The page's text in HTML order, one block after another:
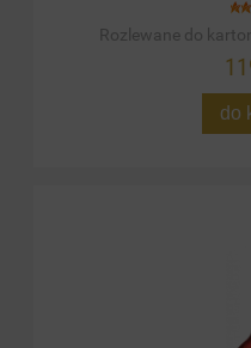
Rozlewane do
do